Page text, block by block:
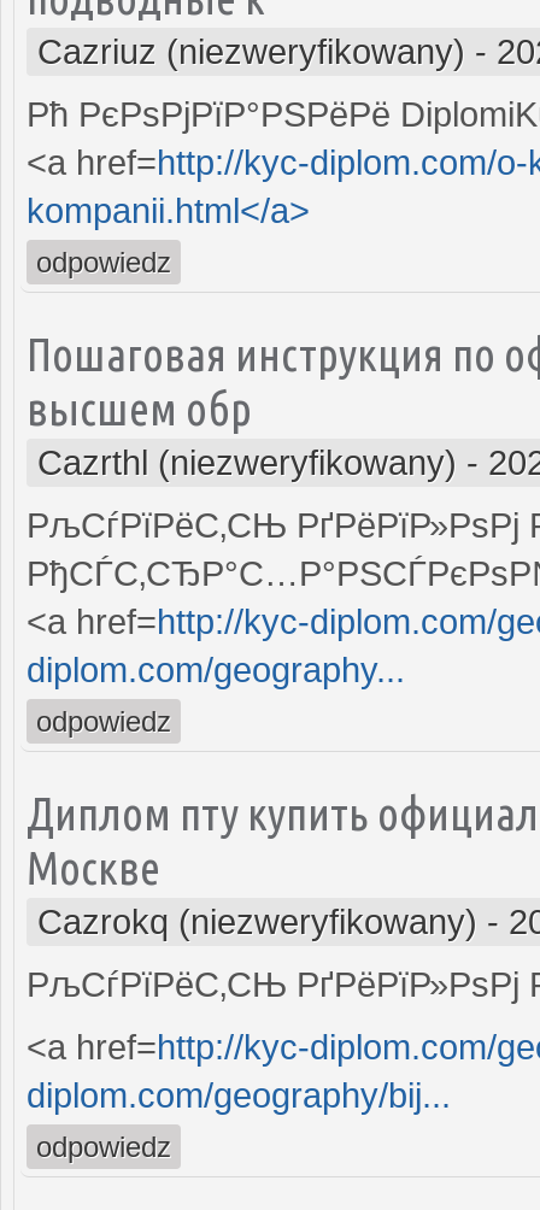
Cazriuz (niezweryfikowany) -
Рћ РєРѕРјРїР°РЅРёРё
<a href=http://kyc-diplom.com/
kompanii.html</a>
odpowiedz
Пошаговая инструкция по
высшем обр
Cazrthl (niezweryfikowany) -
РљСѓРїРёС‚СЊ
<a href=http://kyc-diplom.com/
diplom.com/geography...
odpowiedz
Диплом пту купить
Москве
Cazrokq (niezweryfikowany) -
РљСѓРїРёС‚СЊ
<a href=http://kyc-diplom.com/
diplom.com/geography/bij...
odpowiedz